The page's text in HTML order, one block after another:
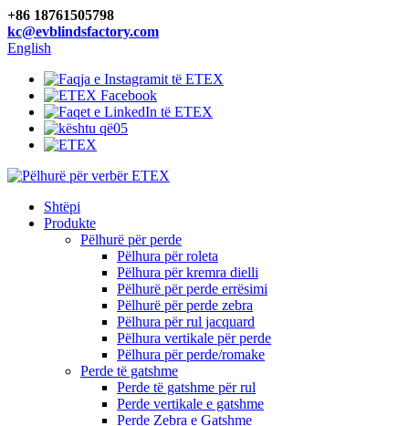
+86 18761505798
kc@evblindsfactory.com
English
Shtëpi
Produkte
Pëlhurë për perde
Pëlhura për roleta
Pëlhura për kremra dielli
Pëlhurë për perde errësimi
Pëlhurë për perde zebra
Pëlhura për rul jacquard
Pëlhura vertikale për perde
Pëlhura për perde/romake
Perde të gatshme
Perde të gatshme për rul
Perde vertikale e gatshme
Perde Zebra e Gatshme